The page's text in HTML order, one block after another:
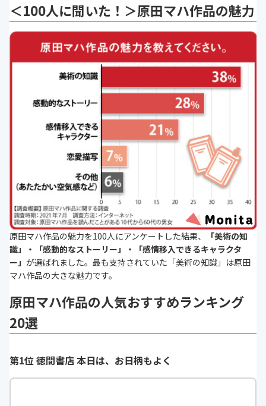
＜100人に聞いた！＞原田マハ作品の魅力
原田マハ作品の魅力を100人にアンケートした結果、
「美術の知
識」・「感動的なストーリー」・「感情移入できるキャラクタ
ー」 が選ばれました。最も支持されていた「美術の知識」は原田
マハ作品の大きな魅力です。
原田マハ作品の人気おすすめランキング
20選
第1位 徳間書店 本日は、お日柄もよく